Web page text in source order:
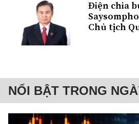
Điện chia
Chủ tịch
NỔI BẬT TRONG